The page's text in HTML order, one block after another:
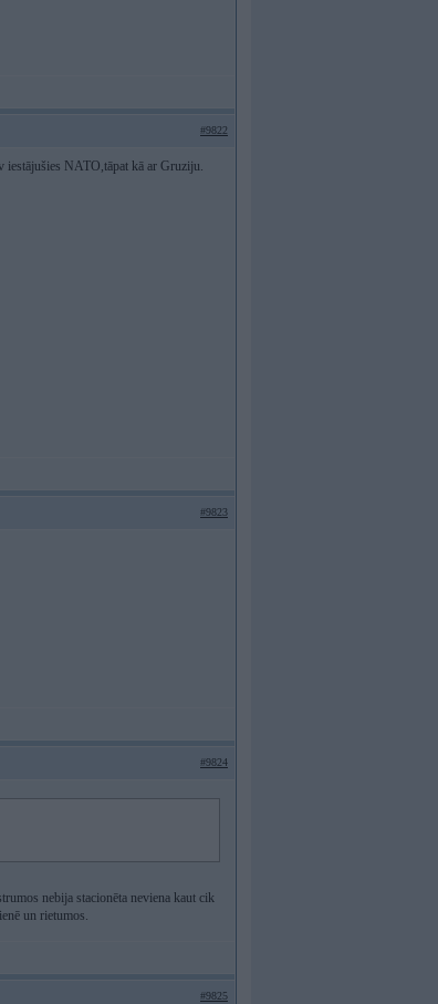
#9822
iestājušies NATO,tāpat kā ar Gruziju.
#9823
#9824
nebija stacionēta neviena kaut cik
un rietumos.
#9825